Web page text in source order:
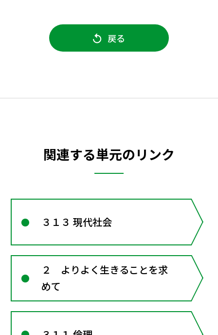
戻る
関連する単元のリンク
３１３ 現代社会
２ よりよく生きることを求
めて